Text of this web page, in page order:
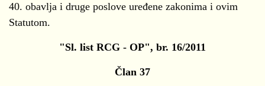
40. obavlja i druge poslove uređene zakonima i ovim
Statutom.
"Sl. list RCG - OP", br. 16/2011
Član 37